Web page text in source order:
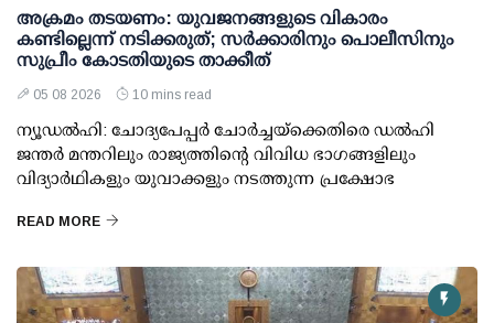
അക്രമം തടയണം: യുവജനങ്ങളുടെ വികാരം
കണ്ടില്ലെന്ന് നടിക്കരുത്; സര്‍ക്കാരിനും പൊലീസിനും
സുപ്രീം കോടതിയുടെ താക്കീത്
05 08 2026 10 mins read
ന്യൂഡല്‍ഹി: ചോദ്യപേപ്പര്‍ ചോര്‍ച്ചയ്ക്കെതിരെ ഡല്‍ഹി
ജന്തര്‍ മന്തറിലും രാജ്യത്തിന്റെ വിവിധ ഭാഗങ്ങളിലും
വിദ്യാര്‍ഥികളും യുവാക്കളും നടത്തുന്ന പ്രക്ഷോഭ
READ MORE